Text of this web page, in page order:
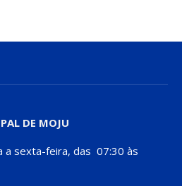
DE MOJU
a sexta-feira, das 07:30 às